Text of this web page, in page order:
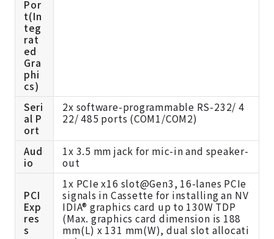
Por
t(In
teg
rat
ed
Gra
phi
cs)
Seri
al P
ort
2x software-programmable RS-232/ 4
22/ 485 ports (COM1/COM2)
Aud
io
1x 3.5 mm jack for mic-in and speaker-
out
PCI
Exp
res
s
1x PCIe x16 slot@Gen3, 16-lanes PCIe
signals in Cassette for installing an NV
IDIA® graphics card up to 130W TDP
(Max. graphics card dimension is 188
mm(L) x 131 mm(W), dual slot allocati